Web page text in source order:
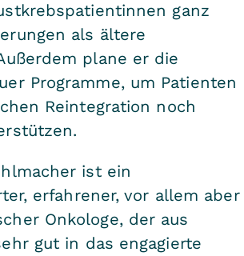
ganz
als ältere
plane er die
Programme, um Patienten
Reintegration noch
ist ein
erfahrener, vor allem aber
Onkologe, der aus
gut in das engagierte